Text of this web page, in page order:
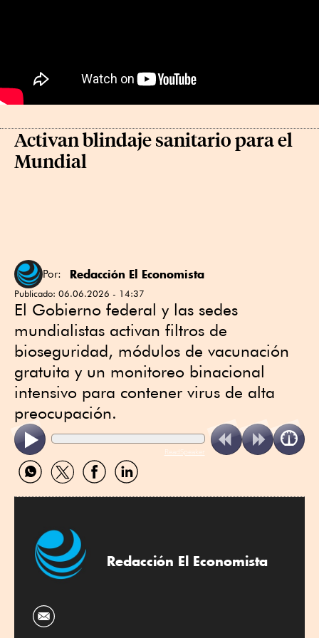
Activan blindaje sanitario para el
Mundial
Por: Redacción El Economista
Publicado: 06.06.2026 - 14:37
El Gobierno federal y las sedes
mundialistas activan filtros de
bioseguridad, módulos de vacunación
gratuita y un monitoreo binacional
intensivo para contener virus de alta
preocupación.
ReadSpeaker
Compartir
por
Compartir
por
Compartir
por
Compartir
por
Redacción El Economista